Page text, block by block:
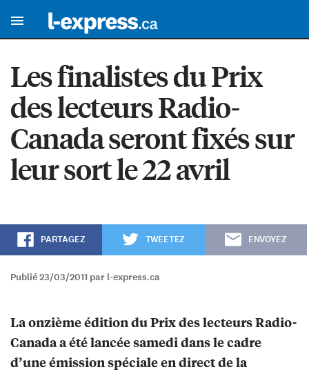
Les finalistes du Prix
des lecteurs Radio-
Canada seront fixés sur
leur sort le 22 avril
PARTAGEZ TWEETEZ ENVOYEZ
Publié 23/03/2011 par l-express.ca
La onzième édition du Prix des lecteurs Radio-
Canada a été lancée samedi dans le cadre
d’une émission spéciale en direct de la